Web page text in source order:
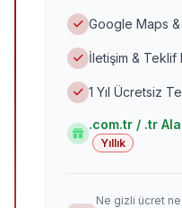
Google Maps
İletişim & Teklif
1 Yıl Ücretsiz
.com.tr / .tr
Yıllık
Ne gizli ücret ne